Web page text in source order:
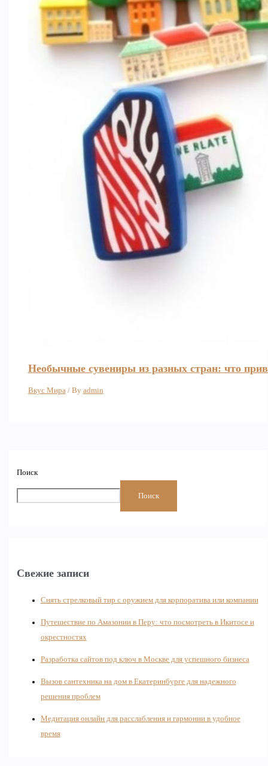
Поиск
Поиск
Свежие записи
Снять стрелковый тир с оружием для корпоратива или компании
Путешествие по Амазонии в Перу: что посмотреть в Икитосе и
окрестностях
Разработка сайтов под ключ в Москве для успешного бизнеса
Вызов сантехника на дом в Екатеринбурге для надежного
решения проблем
Медитация онлайн для расслабления и гармонии в удобное
время
Необычные сувениры из разных стран: что
Вкус Мира / By admin